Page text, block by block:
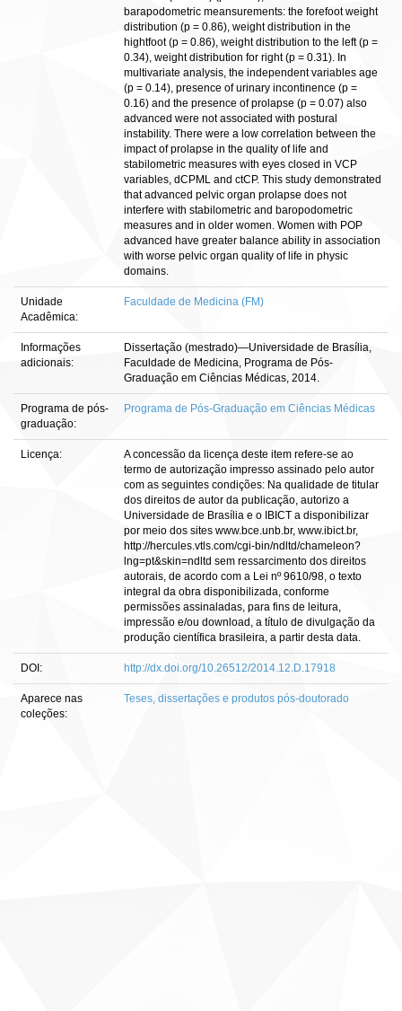
barapodometric meansurements: the forefoot weight
distribution (p = 0.86), weight distribution in the
hightfoot (p = 0.86), weight distribution to the left (p =
0.34), weight distribution for right (p = 0.31). In
multivariate analysis, the independent variables age
(p = 0.14), presence of urinary incontinence (p =
0.16) and the presence of prolapse (p = 0.07) also
advanced were not associated with postural
instability. There were a low correlation between the
impact of prolapse in the quality of life and
stabilometric measures with eyes closed in VCP
variables, dCPML and ctCP. This study demonstrated
that advanced pelvic organ prolapse does not
interfere with stabilometric and baropodometric
measures and in older women. Women with POP
advanced have greater balance ability in association
with worse pelvic organ quality of life in physic
domains.
Unidade
Acadêmica:
Faculdade de Medicina (FM)
Informações
adicionais:
Dissertação (mestrado)—Universidade de Brasília,
Faculdade de Medicina, Programa de Pós-
Graduação em Ciências Médicas, 2014.
Programa de pós-
graduação:
Programa de Pós-Graduação em Ciências Médicas
Licença:
A concessão da licença deste item refere-se ao
termo de autorização impresso assinado pelo autor
com as seguintes condições: Na qualidade de titular
dos direitos de autor da publicação, autorizo a
Universidade de Brasília e o IBICT a disponibilizar
por meio dos sites www.bce.unb.br, www.ibict.br,
http://hercules.vtls.com/cgi-bin/ndltd/chameleon?
lng=pt&skin=ndltd sem ressarcimento dos direitos
autorais, de acordo com a Lei nº 9610/98, o texto
integral da obra disponibilizada, conforme
permissões assinaladas, para fins de leitura,
impressão e/ou download, a título de divulgação da
produção científica brasileira, a partir desta data.
DOI: http://dx.doi.org/10.26512/2014.12.D.17918
Aparece nas
coleções:
Teses, dissertações e produtos pós-doutorado